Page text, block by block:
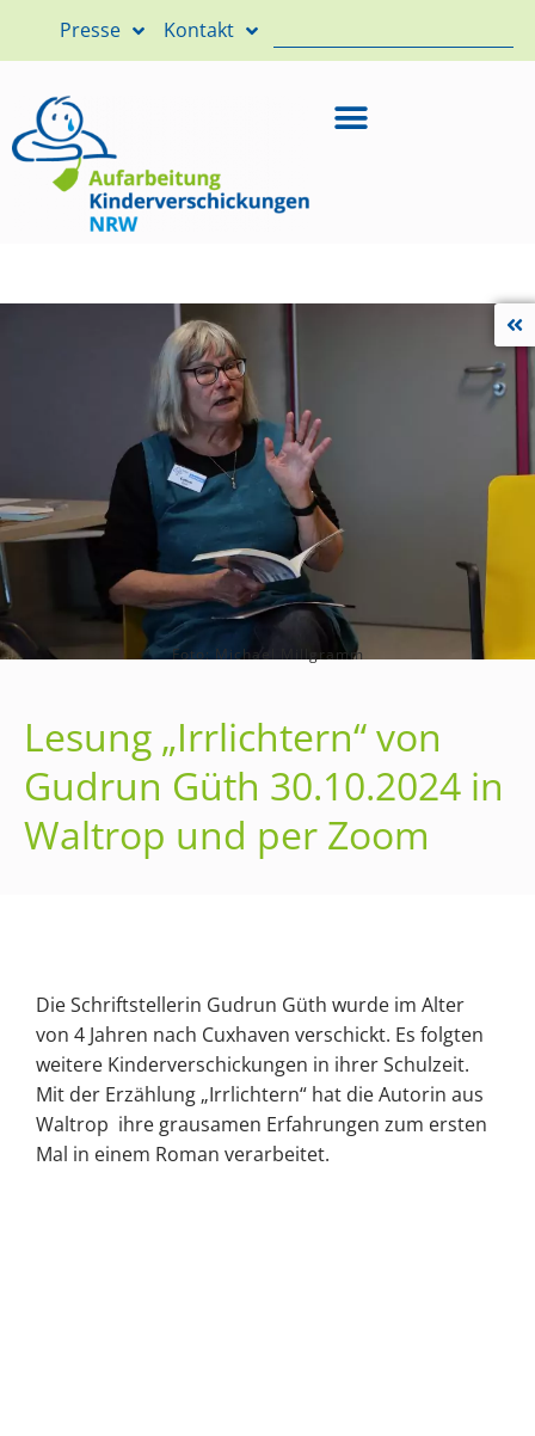
Presse Kontakt
Lesung „Irrlichtern“ von
Gudrun Güth 30.10.2024 in
Waltrop und per Zoom
Foto: Michael Millgramm
Die Schriftstellerin Gudrun Güth wurde im Alter
von 4 Jahren nach Cuxhaven verschickt. Es folgten
weitere Kinderverschickungen in ihrer Schulzeit.
Mit der Erzählung „Irrlichtern“ hat die Autorin aus
Waltrop ihre grausamen Erfahrungen zum ersten
Mal in einem Roman verarbeitet.